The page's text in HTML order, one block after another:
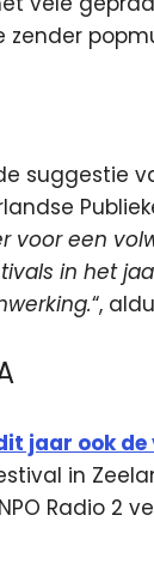
zender
suggestie
voor een
in het
“,
jaar ook de
in
Radio 2